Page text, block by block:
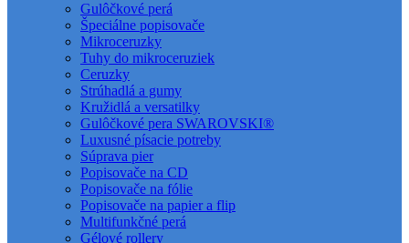
Gulôčkové perá
Špeciálne popisovače
Mikroceruzky
Tuhy do mikroceruziek
Ceruzky
Strúhadlá a gumy
Kružidlá a versatilky
Gulôčkové pera SWAROVSKI®
Luxusné písacie potreby
Súprava pier
Popisovače na CD
Popisovače na fólie
Popisovače na papier a flip
Multifunkčné perá
Gélové rollery